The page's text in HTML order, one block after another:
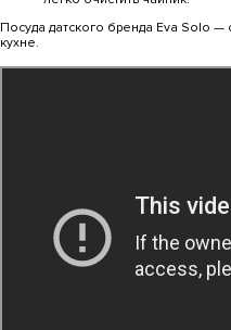
Посуда датского бренда Eva Solo
кухне.